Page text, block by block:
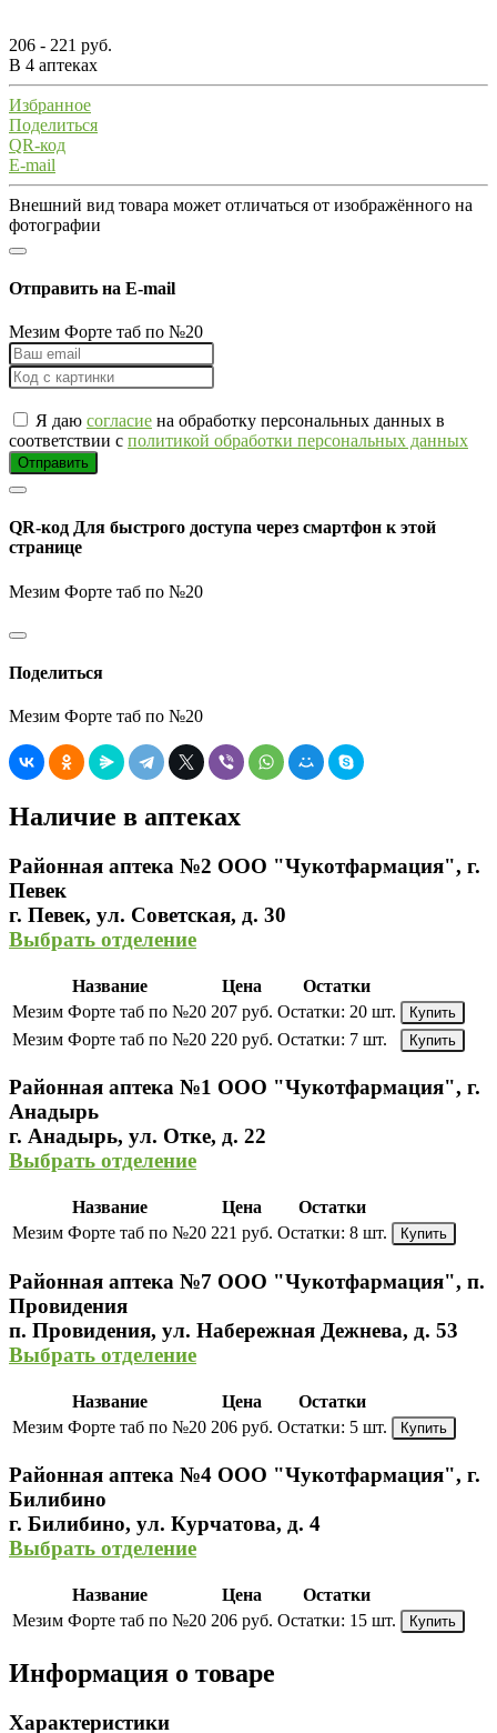
206 - 221 руб.
В 4 аптеках
Избранное
Поделиться
QR-код
E-mail
Внешний вид товара может отличаться от изображённого на
фотографии
Отправить на E-mail
Мезим Форте таб по №20
Я даю согласие на обработку персональных данных в
соответствии с политикой обработки персональных данных
Отправить
QR-код Для быстрого доступа через смартфон к этой
странице
Мезим Форте таб по №20
Поделиться
Мезим Форте таб по №20
Наличие в аптеках
Районная аптека №2 ООО "Чукотфармация", г.
Певек
г. Певек, ул. Советская, д. 30
Выбрать отделение
Название Цена
Остатки
Мезим Форте таб по №20 207 руб. Остатки: 20 шт. Купить
Мезим Форте таб по №20 220 руб. Остатки: 7 шт. Купить
Районная аптека №1 ООО "Чукотфармация", г.
Анадырь
г. Анадырь, ул. Отке, д. 22
Выбрать отделение
Название Цена
Остатки
Мезим Форте таб по №20 221 руб. Остатки: 8 шт. Купить
Районная аптека №7 ООО "Чукотфармация", п.
Провидения
п. Провидения, ул. Набережная Дежнева, д. 53
Выбрать отделение
Название Цена
Остатки
Мезим Форте таб по №20 206 руб. Остатки: 5 шт. Купить
Районная аптека №4 ООО "Чукотфармация", г.
Билибино
г. Билибино, ул. Курчатова, д. 4
Выбрать отделение
Название Цена
Остатки
Мезим Форте таб по №20 206 руб. Остатки: 15 шт. Купить
Информация о товаре
Характеристики